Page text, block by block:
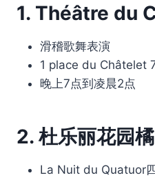
1. Théâtre du
滑稽歌舞表演
1 place du Châtelet
晚上7点到凌晨2点
2. 杜乐丽花园
La Nuit du Quatuor